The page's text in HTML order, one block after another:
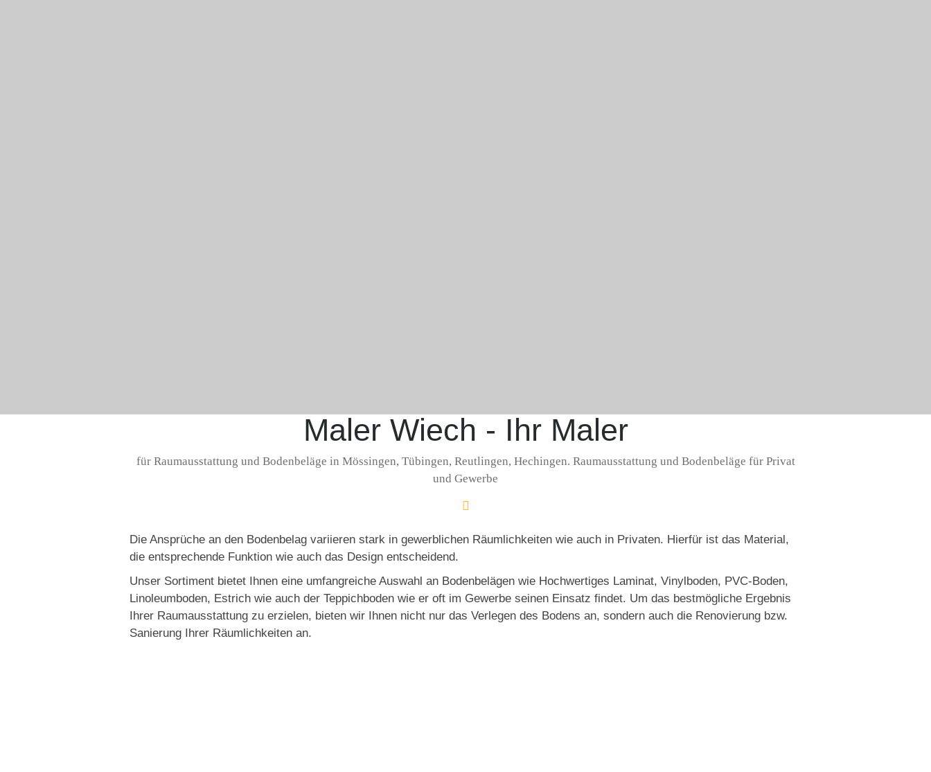
Maler Wiech - Ihr Maler
für Raumausstattung und Bodenbeläge in Mössingen, Tübingen, Reutlingen, Hechingen. Raumausstattung und Bodenbeläge für Privat
und Gewerbe
Die Ansprüche an den Bodenbelag variieren stark in gewerblichen Räumlichkeiten wie auch in Privaten. Hierfür ist das Material,
die entsprechende Funktion wie auch das Design entscheidend.
Unser Sortiment bietet Ihnen eine umfangreiche Auswahl an Bodenbelägen wie Hochwertiges Laminat, Vinylboden, PVC-Boden,
Linoleumboden, Estrich wie auch der Teppichboden wie er oft im Gewerbe seinen Einsatz findet. Um das bestmögliche Ergebnis
Ihrer Raumausstattung zu erzielen, bieten wir Ihnen nicht nur das Verlegen des Bodens an, sondern auch die Renovierung bzw.
Sanierung Ihrer Räumlichkeiten an.